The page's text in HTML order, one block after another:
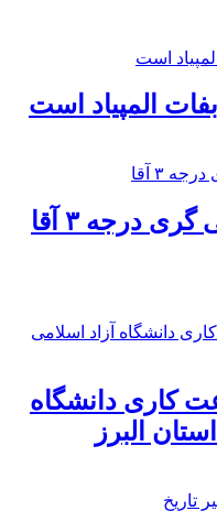
المپیاد است
درجه ۳ آقا
کاری دانشگاه
البرز